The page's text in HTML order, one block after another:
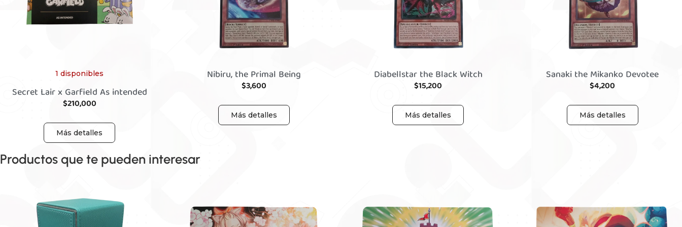
1 disponibles
Secret Lair x Garfield As intended
$210,000
Más detalles
Nibiru, the Primal Being
$3,600
Más detalles
Diabellstar the Black Witch
$15,200
Más detalles
Sanaki the Mikanko Devotee
$4,200
Más detalles
Productos que te pueden interesar